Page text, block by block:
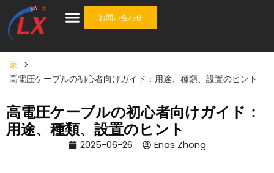
お問い合わせ
家 >
高電圧ケーブルの初心者向けガイド：用途、種類、設置のヒント
高電圧ケーブルの初心者向けガイド：
用途、種類、設置のヒント
2025-06-26 Enas Zhong